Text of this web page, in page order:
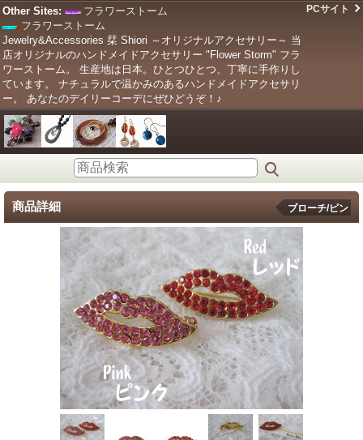
Other Sites:
フラワーストーム
フラワーストーム
Jewelry&Accessories 栞 Shiori ～オリジナルアクセサリー～ 当
店オリジナルのハンドメイドアクセサリー "Flower Storm" フラ
ワーストーム。 生産地は日本。ひとつひとつ、丁寧に手作りし
ています。 ナチュラルで温かみのあるハンドメイドアクセサリ
ー。 あなたのデイリーコーデにぜひどうぞ！♪
PCサイト
商品詳細 ブローチ/ピン